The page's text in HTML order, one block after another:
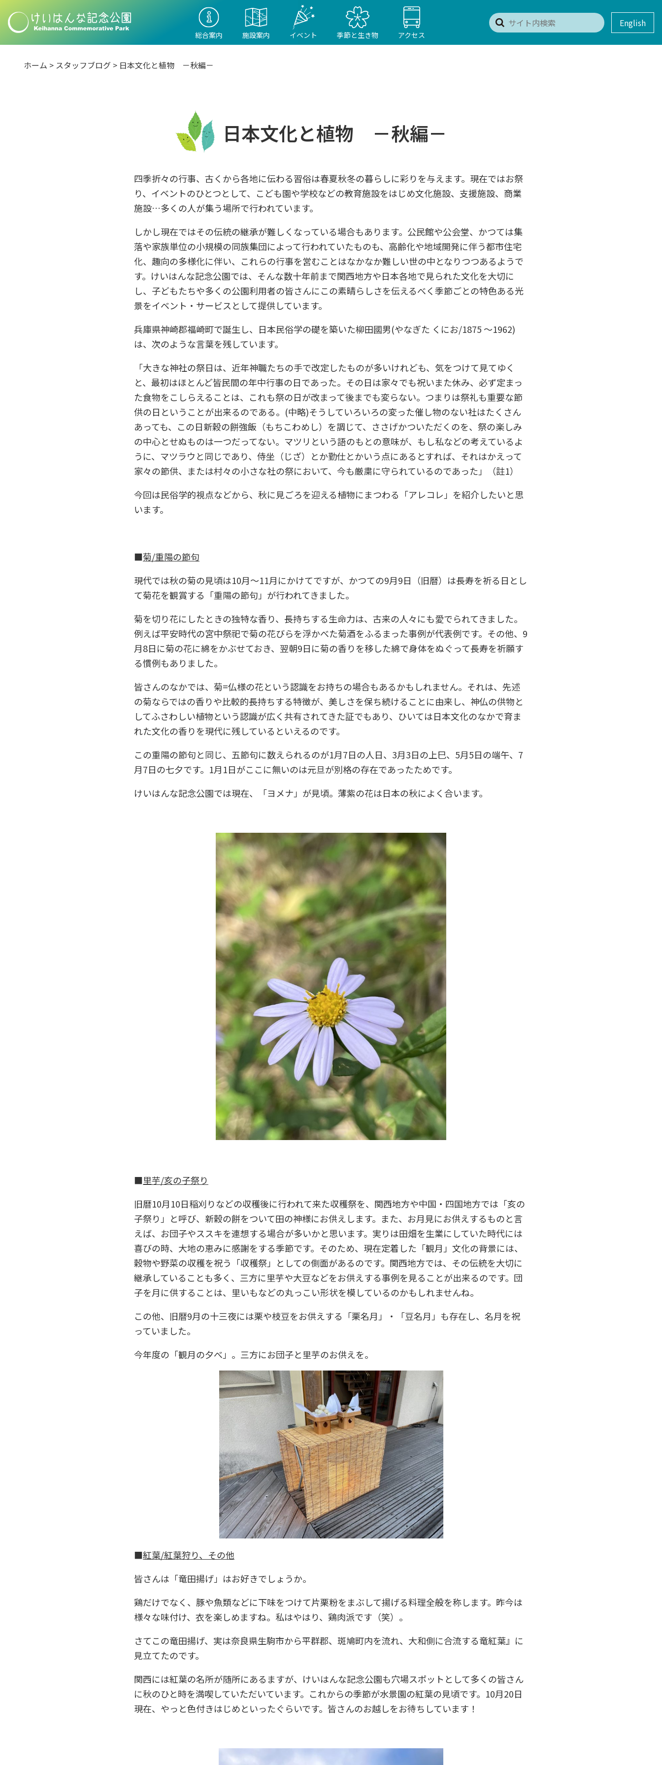
English
総合案内 施設案内 イベント 季節と生き物 アクセス
ホーム > スタッフブログ > 日本文化と植物 －秋編－
日本文化と植物 －秋編－
四季折々の行事、古くから各地に伝わる習俗は春夏秋冬の暮らしに彩りを与えます。現在ではお祭
り、イベントのひとつとして、こども園や学校などの教育施設をはじめ文化施設、支援施設、商業
施設…多くの人が集う場所で行われています。
しかし現在ではその伝統の継承が難しくなっている場合もあります。公民館や公会堂、かつては集
落や家族単位の小規模の同族集団によって行われていたものも、高齢化や地域開発に伴う都市住宅
化、趣向の多様化に伴い、これらの行事を営むことはなかなか難しい世の中となりつつあるようで
す。けいはんな記念公園では、そんな数十年前まで関西地方や日本各地で見られた文化を大切に
し、子どもたちや多くの公園利用者の皆さんにこの素晴らしさを伝えるべく季節ごとの特色ある光
景をイベント・サービスとして提供しています。
兵庫県神崎郡福崎町で誕生し、日本民俗学の礎を築いた柳田國男(やなぎた くにお/1875 ～1962)
は、次のような言葉を残しています。
「大きな神社の祭日は、近年神職たちの手で改定したものが多いけれども、気をつけて見てゆく
と、最初はほとんど皆民間の年中行事の日であった。その日は家々でも祝いまた休み、必ず定まっ
た食物をこしらえることは、これも祭の日が改まって後までも変らない。つまりは祭礼も重要な節
供の日ということが出来るのである。(中略)そうしていろいろの変った催し物のない社はたくさん
あっても、この日新穀の餅強飯（もちこわめし）を調じて、ささげかついただくのを、祭の楽しみ
の中心とせぬものは一つだってない。マツリという語のもとの意味が、もし私などの考えているよ
うに、マツラウと同じであり、侍坐（じざ）とか勤仕とかいう点にあるとすれば、それはかえって
家々の節供、または村々の小さな社の祭において、今も厳粛に守られているのであった」（註1）
今回は民俗学的視点などから、秋に見ごろを迎える植物にまつわる「アレコレ」を紹介したいと思
います。
■菊/重陽の節句
現代では秋の菊の見頃は10月～11月にかけてですが、かつての9月9日（旧暦）は長寿を祈る日とし
て菊花を観賞する「重陽の節句」が行われてきました。
菊を切り花にしたときの独特な香り、長持ちする生命力は、古来の人々にも愛でられてきました。
例えば平安時代の宮中祭祀で菊の花びらを浮かべた菊酒をふるまった事例が代表例です。その他、9
月8日に菊の花に綿をかぶせておき、翌朝9日に菊の香りを移した綿で身体をぬぐって長寿を祈願す
る慣例もありました。
皆さんのなかでは、菊=仏様の花という認識をお持ちの場合もあるかもしれません。それは、先述
の菊ならではの香りや比較的長持ちする特徴が、美しさを保ち続けることに由来し、神仏の供物と
してふさわしい植物という認識が広く共有されてきた証でもあり、ひいては日本文化のなかで育ま
れた文化の香りを現代に残しているといえるのです。
この重陽の節句と同じ、五節句に数えられるのが1月7日の人日、3月3日の上巳、5月5日の端午、7
月7日の七夕です。1月1日がここに無いのは元旦が別格の存在であったためです。
けいはんな記念公園では現在、「ヨメナ」が見頃。薄紫の花は日本の秋によく合います。
■里芋/亥の子祭り
旧暦10月10日稲刈りなどの収穫後に行われて来た収穫祭を、関西地方や中国・四国地方では「亥の
子祭り」と呼び、新穀の餅をついて田の神様にお供えします。また、お月見にお供えするものと言
えば、お団子やススキを連想する場合が多いかと思います。実りは田畑を生業にしていた時代には
喜びの時、大地の恵みに感謝をする季節です。そのため、現在定着した「観月」文化の背景には、
穀物や野菜の収穫を祝う「収穫祭」としての側面があるのです。関西地方では、その伝統を大切に
継承していることも多く、三方に里芋や大豆などをお供えする事例を見ることが出来るのです。団
子を月に供することは、里いもなどの丸っこい形状を模しているのかもしれませんね。
この他、旧暦9月の十三夜には栗や枝豆をお供えする「栗名月」・「豆名月」も存在し、名月を祝
っていました。
今年度の「観月の夕べ」。三方にお団子と里芋のお供えを。
■紅葉/紅葉狩り、その他
皆さんは「竜田揚げ」はお好きでしょうか。
鶏だけでなく、豚や魚類などに下味をつけて片栗粉をまぶして揚げる料理全般を称します。昨今は
様々な味付け、衣を楽しめますね。私はやはり、鶏肉派です（笑）。
さてこの竜田揚げ、実は奈良県生駒市から平群郡、斑鳩町内を流れ、大和側に合流する竜紅葉』に
見立てたのです。
関西には紅葉の名所が随所にあるますが、けいはんな記念公園も穴場スポットとして多くの皆さん
に秋のひと時を満喫していただいています。これからの季節が水景園の紅葉の見頃です。10月20日
現在、やっと色付きはじめといったぐらいです。皆さんのお越しをお待ちしています！